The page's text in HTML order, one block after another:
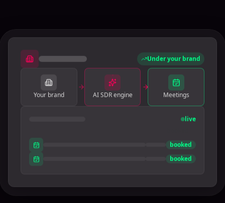
Under your brand
Your brand AI SDR engine Meetings
live
booked
booked